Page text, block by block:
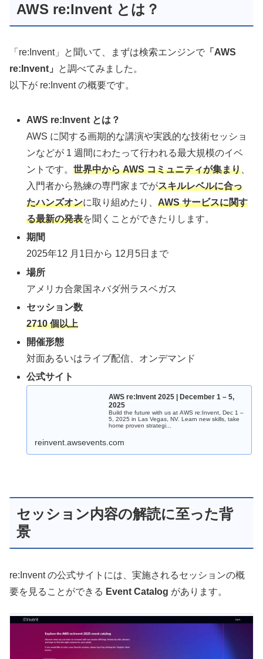
AWS re:Invent とは？
「re:Invent」と聞いて、まずは検索エンジンで 「AWS
re:Invent」
と調べてみました。
以下が re:Invent の概要です。
AWS re:Invent とは？
AWS に関する画期的な講演や実践的な技術セッショ
ンなどが 1 週間にわたって行われる最大規模のイベ
ントです。世界中から AWS コミュニティが集まり
入門者から熟練の専門家までがスキルレベルに合っ
たハンズオンに取り組めたり、AWS サービスに関す
る最新の発表を聞くことができたりします。
期間
2025年12 月1日から 12月5日まで
場所
アメリカ合衆国ネバダ州ラスベガス
セッション数
2710 個以上
開催形態
対面あるいはライブ配信、オンデマンド
公式サイト
AWS re:Invent 2025 | December 1 – 5,
2025
Build the future with us at AWS re:Invent, Dec 1 –
5, 2025 in Las Vegas, NV. Learn new skills, take
home proven strategi...
reinvent.awsevents.com
セッション内容の解読に至った背
景
re:Invent の公式サイトには、実施されるセッションの概
要を見ることができる Event Catalog があります。